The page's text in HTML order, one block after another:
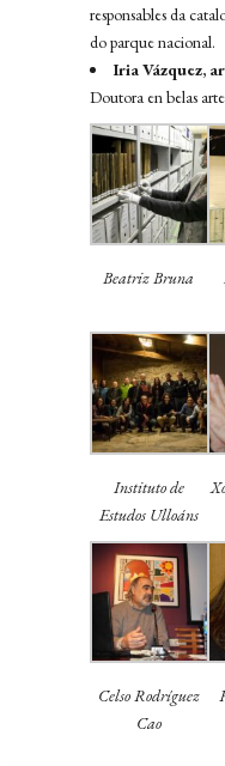
responsables da
do parque nacional.
Iria Vázquez,
Doutora en belas
Beatriz Bruna
Instituto de
Estudos Ulloáns
Celso Rodríguez
Cao